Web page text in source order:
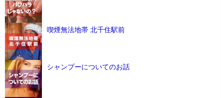
喫煙無法地帯 北千住駅前
シャンプーについてのお話